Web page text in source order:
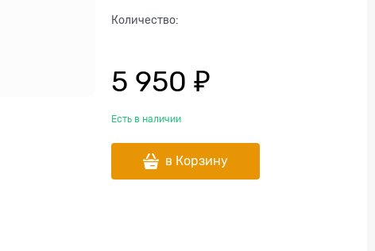
Количество:
5 950 ₽
Есть в наличии
в Корзину